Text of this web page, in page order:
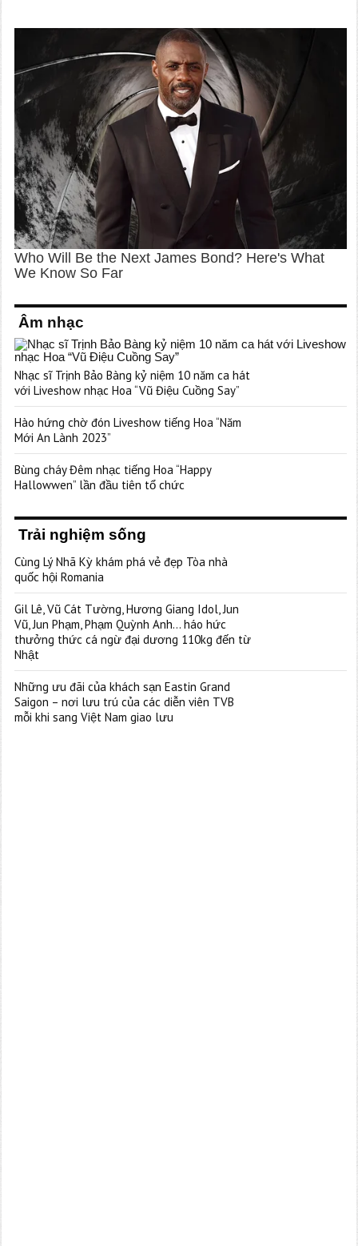
Âm nhạc
Nhạc sĩ Trịnh Bảo Bàng kỷ niệm 10 năm ca hát
với Liveshow nhạc Hoa “Vũ Điệu Cuồng Say”
Hào hứng chờ đón Liveshow tiếng Hoa “Năm
Mới An Lành 2023”
Bùng cháy Đêm nhạc tiếng Hoa “Happy
Hallowwen” lần đầu tiên tổ chức
Trải nghiệm sống
Cùng Lý Nhã Kỳ khám phá vẻ đẹp Tòa nhà
quốc hội Romania
Gil Lê, Vũ Cát Tường, Hương Giang Idol, Jun
Vũ, Jun Phạm, Phạm Quỳnh Anh… háo hức
thưởng thức cá ngừ đại dương 110kg đến từ
Nhật
Những ưu đãi của khách sạn Eastin Grand
Saigon – nơi lưu trú của các diễn viên TVB
mỗi khi sang Việt Nam giao lưu